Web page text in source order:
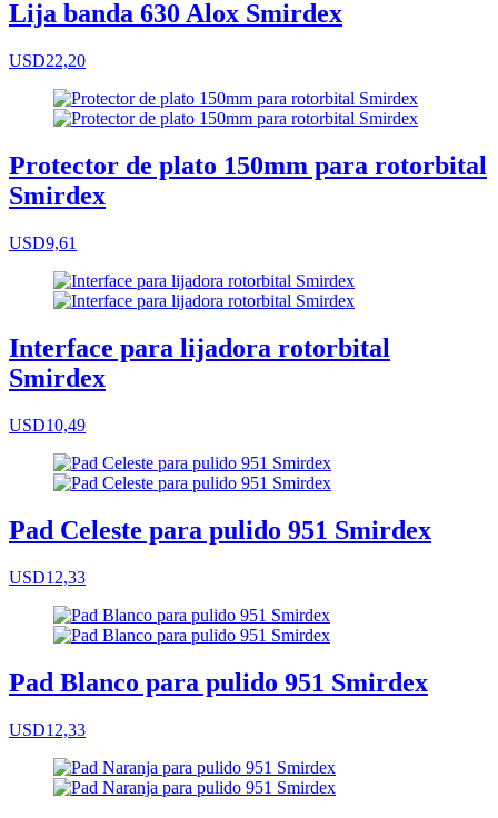
Lija banda 630 Alox Smirdex
USD22,20
Protector de plato 150mm para rotorbital
Smirdex
USD9,61
Interface para lijadora rotorbital
Smirdex
USD10,49
Pad Celeste para pulido 951 Smirdex
USD12,33
Pad Blanco para pulido 951 Smirdex
USD12,33